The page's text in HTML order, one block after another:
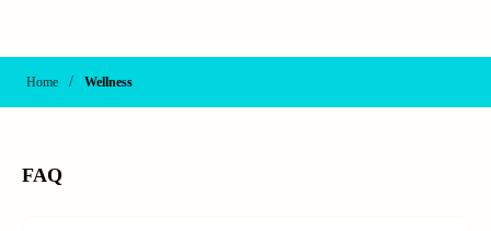
Home / Wellness
FAQ